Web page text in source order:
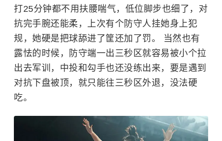
打25分钟都不用扶腰喘气，低位脚步也细了，对
抗完手腕还能柔，上次有个防守人挂她身上犯
规，她硬是把球舔进了筐还加了罚。 当然也有
露怯的时候，防守端一出三秒区就容易被小个拉
出去军训，中投和勾手也还没练出来，要是遇到
对抗下盘被顶，就只能往三秒区外退，没法硬
吃。